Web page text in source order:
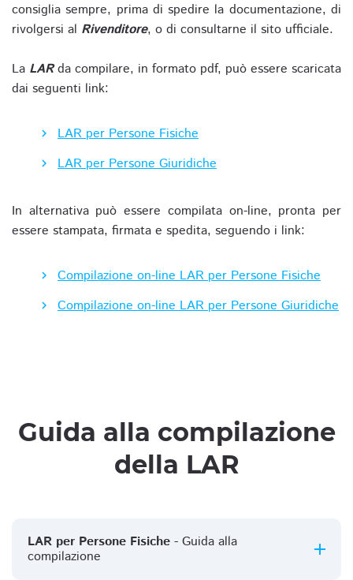
consiglia sempre, prima di spedire la documentazione, di
rivolgersi al Rivenditore, o di consultarne il sito ufficiale.
La LARda compilare, in formato pdf, può essere scaricata
dai seguenti link:
LAR per Persone Fisiche
LAR per Persone Giuridiche
In alternativa può essere compilata on-line, pronta per
essere stampata, firmata e spedita, seguendo i link:
Compilazione on-line LAR per Persone Fisiche
Compilazione on-line LAR per Persone Giuridiche
Guida alla compilazione
della LAR
LAR per Persone Fisiche - Guida alla
compilazione